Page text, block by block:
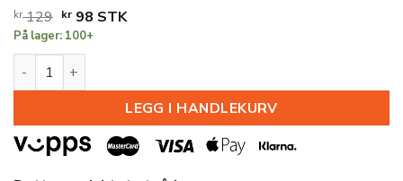
kr129 Opprinnelig
pris
var:
kr 129.
kr98Nåværende
pris
STK
På lager: 100+
KARMLIST WD4 HDPS 12X58X2200MM (UTGÅR) antall
LEGG I HANDLEKURV